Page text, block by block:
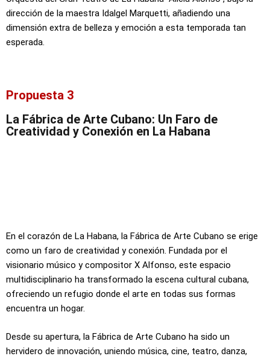
dirección de la maestra Idalgel Marquetti, añadiendo una
dimensión extra de belleza y emoción a esta temporada tan
esperada.
Propuesta 3
La Fábrica de Arte Cubano: Un Faro de
Creatividad y Conexión en La Habana
En el corazón de La Habana, la Fábrica de Arte Cubano se erige
como un faro de creatividad y conexión. Fundada por el
visionario músico y compositor X Alfonso, este espacio
multidisciplinario ha transformado la escena cultural cubana,
ofreciendo un refugio donde el arte en todas sus formas
encuentra un hogar.
Desde su apertura, la Fábrica de Arte Cubano ha sido un
hervidero de innovación, uniendo música, cine, teatro, danza,